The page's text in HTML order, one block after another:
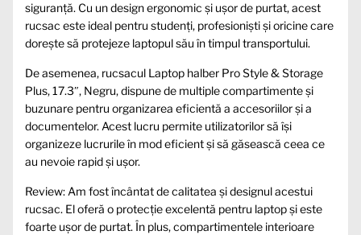
siguranță. Cu un design ergonomic și ușor de purtat, acest
rucsac este ideal pentru studenți, profesioniști și oricine care
dorește să protejeze laptopul său în timpul transportului.
De asemenea, rucsacul Laptop halber Pro Style & Storage
Plus, 17.3″, Negru, dispune de multiple compartimente și
buzunare pentru organizarea eficientă a accesoriilor și a
documentelor. Acest lucru permite utilizatorilor să își
organizeze lucrurile în mod eficient și să găsească ceea ce
au nevoie rapid și ușor.
Review: Am fost încântat de calitatea și designul acestui
rucsac. El oferă o protecție excelentă pentru laptop și este
foarte ușor de purtat. În plus, compartimentele interioare